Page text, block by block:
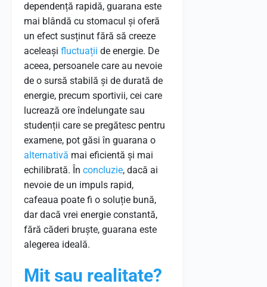
dependență rapidă, guarana este
mai blândă cu stomacul și oferă
un efect susținut fără să creeze
aceleași fluctuații de energie. De
aceea, persoanele care au nevoie
de o sursă stabilă și de durată de
energie, precum sportivii, cei care
lucrează ore îndelungate sau
studenții care se pregătesc pentru
examene, pot găsi în guarana o
alternativă mai eficientă și mai
echilibrată. În concluzie, dacă ai
nevoie de un impuls rapid,
cafeaua poate fi o soluție bună,
dar dacă vrei energie constantă,
fără căderi bruște, guarana este
alegerea ideală.
Mit sau realitate?